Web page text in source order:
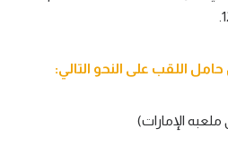
اللقب على النحو التالي: